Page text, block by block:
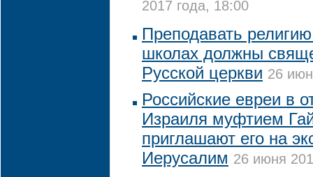
2017 года, 18:00
Преподавать
школах должны
Русской церкви 26
Российские евреи в
Израиля муфтием
приглашают его на
Иерусалим 26 июня